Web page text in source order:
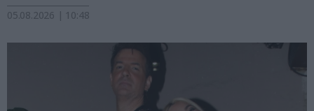
05.08.2026 | 10:48